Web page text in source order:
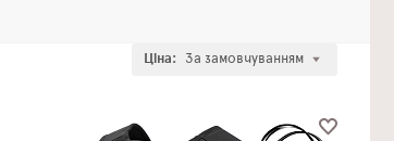
Ціна: За замовчуванням